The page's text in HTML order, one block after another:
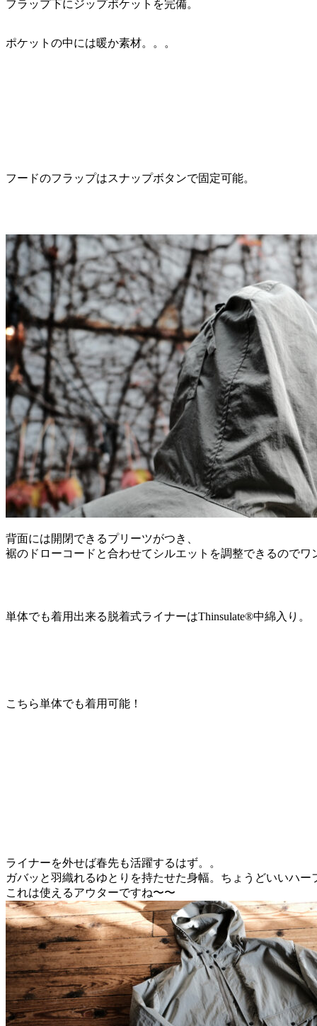
フラップ下にジップポケットを完備。
ポケットの中には暖か素材。。。
フードのフラップはスナップボタンで固定可能。
背面には開閉できるプリーツがつき、
裾のドローコードと合わせてシルエットを調整できるのでワ
単体でも着用出来る脱着式ライナーはThinsulate®︎中綿入り。
こちら単体でも着用可能！
ライナーを外せば春先も活躍するはず。。
ガバッと羽織れるゆとりを持たせた身幅。ちょうどいいハー
これは使えるアウターですね〜〜